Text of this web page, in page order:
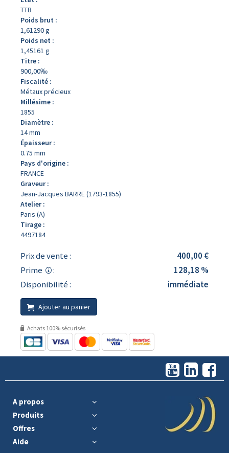
TTB
Poids brut :
1,61290 g
Poids net :
1,45161 g
Titre :
900,00‰
Fiscalité :
Métaux précieux
Millésime :
1855
Diamètre :
14 mm
Épaisseur :
0.75 mm
Pays d'origine :
FRANCE
Graveur :
Jean-Jacques BARRE (1793-1855)
Atelier :
Paris (A)
Tirage :
4497184
Prix de vente :
400,00 €
Prime
:
128,18 %
Disponibilité :
immédiate
Ajouter au panier
Achats 100% sécurisés
A propos
Produits
Offres
Aide